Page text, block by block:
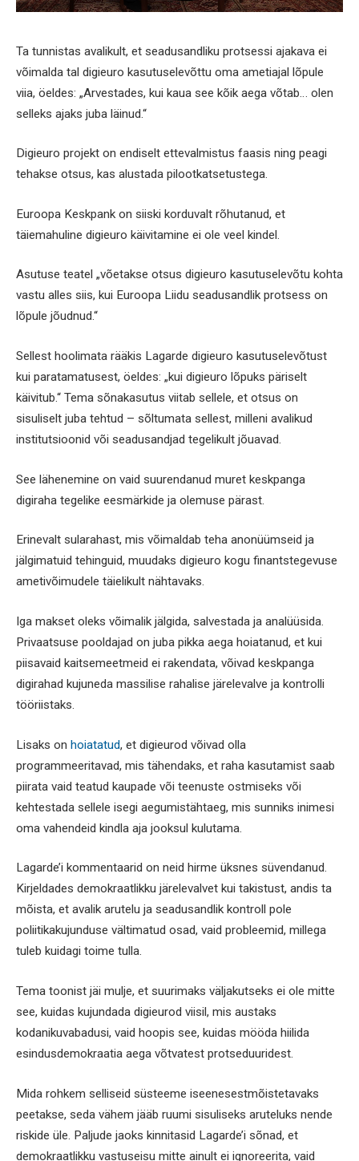
Ta tunnistas avalikult, et seadusandliku protsessi ajakava ei
võimalda tal digieuro kasutuselevõttu oma ametiajal lõpule
viia, öeldes: „Arvestades, kui kaua see kõik aega võtab… olen
selleks ajaks juba läinud.“
Digieuro projekt on endiselt ettevalmistus faasis ning peagi
tehakse otsus, kas alustada pilootkatsetustega.
Euroopa Keskpank on siiski korduvalt rõhutanud, et
täiemahuline digieuro käivitamine ei ole veel kindel.
Asutuse teatel „võetakse otsus digieuro kasutuselevõtu kohta
vastu alles siis, kui Euroopa Liidu seadusandlik protsess on
lõpule jõudnud.“
Sellest hoolimata rääkis Lagarde digieuro kasutuselevõtust
kui paratamatusest, öeldes: „kui digieuro lõpuks päriselt
käivitub.“ Tema sõnakasutus viitab sellele, et otsus on
sisuliselt juba tehtud – sõltumata sellest, milleni avalikud
institutsioonid või seadusandjad tegelikult jõuavad.
See lähenemine on vaid suurendanud muret keskpanga
digiraha tegelike eesmärkide ja olemuse pärast.
Erinevalt sularahast, mis võimaldab teha anonüümseid ja
jälgimatuid tehinguid, muudaks digieuro kogu finantstegevuse
ametivõimudele täielikult nähtavaks.
Iga makset oleks võimalik jälgida, salvestada ja analüüsida.
Privaatsuse pooldajad on juba pikka aega hoiatanud, et kui
piisavaid kaitsemeetmeid ei rakendata, võivad keskpanga
digirahad kujuneda massilise rahalise järelevalve ja kontrolli
tööriistaks.
Lisaks on hoiatatud, et digieurod võivad olla
programmeeritavad, mis tähendaks, et raha kasutamist saab
piirata vaid teatud kaupade või teenuste ostmiseks või
kehtestada sellele isegi aegumistähtaeg, mis sunniks inimesi
oma vahendeid kindla aja jooksul kulutama.
Lagarde’i kommentaarid on neid hirme üksnes süvendanud.
Kirjeldades demokraatlikku järelevalvet kui takistust, andis ta
mõista, et avalik arutelu ja seadusandlik kontroll pole
poliitikakujunduse vältimatud osad, vaid probleemid, millega
tuleb kuidagi toime tulla.
Tema toonist jäi mulje, et suurimaks väljakutseks ei ole mitte
see, kuidas kujundada digieurod viisil, mis austaks
kodanikuvabadusi, vaid hoopis see, kuidas mööda hiilida
esindusdemokraatia aega võtvatest protseduuridest.
Mida rohkem selliseid süsteeme iseenesestmõistetavaks
peetakse, seda vähem jääb ruumi sisuliseks aruteluks nende
riskide üle. Paljude jaoks kinnitasid Lagarde’i sõnad, et
demokraatlikku vastuseisu mitte ainult ei ignoreerita, vaid